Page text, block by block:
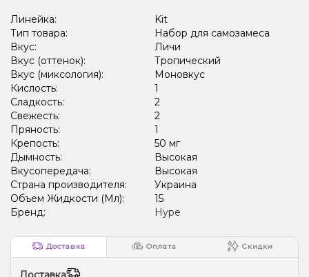
Линейка:
Kit
Тип товара:
Набор для самозамеса
Вкус:
Личи
Вкус (оттенок):
Тропический
Вкус (миксология):
Моновкус
Кислость:
1
Сладкость:
2
Свежесть:
2
Пряность:
1
Крепость:
50 мг
Дымность:
Высокая
Вкусопередача:
Высокая
Страна производителя:
Украина
Объем Жидкости (Мл):
15
Бренд:
Hype
Доставка Оплата Скидки